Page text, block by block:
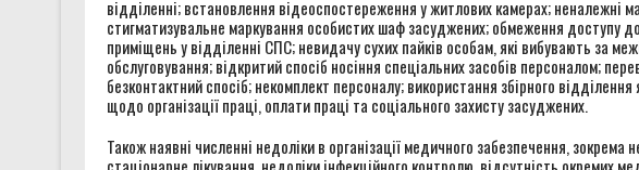
відділенні; встановлення відеоспостереження у житлових камерах; неналежні
стигматизувальне маркування особистих шаф засуджених; обмеження доступу
приміщень у відділенні СПС; невидачу сухих пайків особам, які вибувають за
обслуговування; відкритий спосіб носіння спеціальних засобів персоналом;
безконтактний спосіб; некомплект персоналу; використання збірного
щодо організації праці, оплати праці та соціального захисту засуджених.
Також наявні численні недоліки в організації медичного забезпечення,